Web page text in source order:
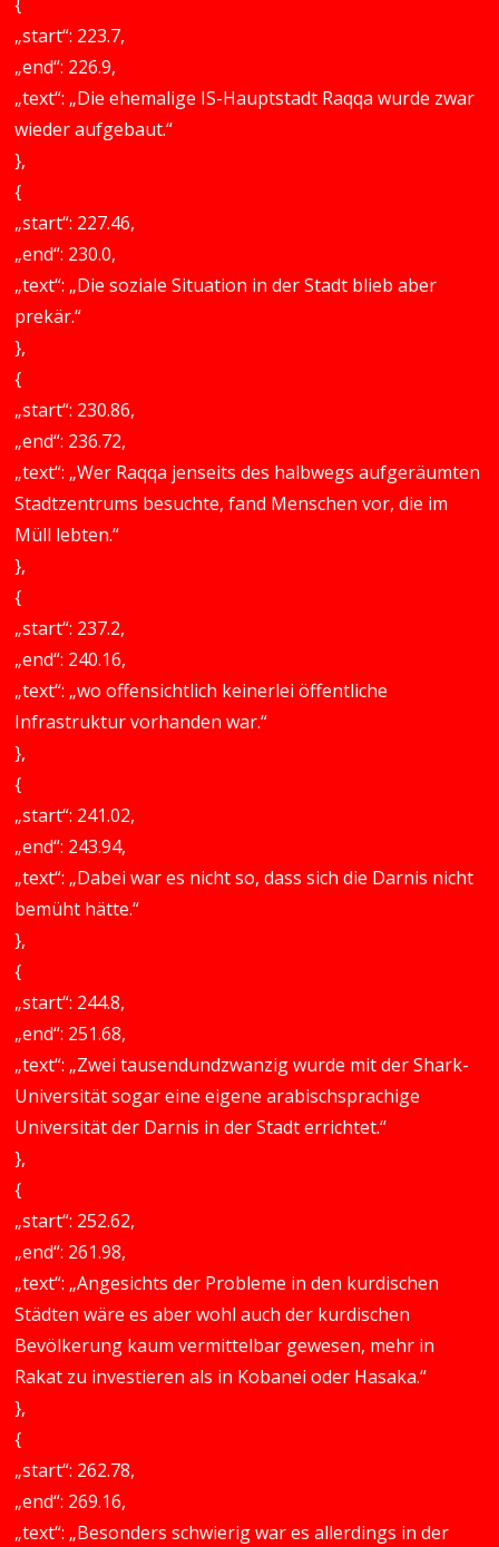
{
„start“: 223.7,
„end“: 226.9,
„text“: „Die ehemalige IS-Hauptstadt Raqqa wurde zwar
wieder aufgebaut.“
},
{
„start“: 227.46,
„end“: 230.0,
„text“: „Die soziale Situation in der Stadt blieb aber
prekär.“
},
{
„start“: 230.86,
„end“: 236.72,
„text“: „Wer Raqqa jenseits des halbwegs aufgeräumten
Stadtzentrums besuchte, fand Menschen vor, die im
Müll lebten.“
},
{
„start“: 237.2,
„end“: 240.16,
„text“: „wo offensichtlich keinerlei öffentliche
Infrastruktur vorhanden war.“
},
{
„start“: 241.02,
„end“: 243.94,
„text“: „Dabei war es nicht so, dass sich die Darnis nicht
bemüht hätte.“
},
{
„start“: 244.8,
„end“: 251.68,
„text“: „Zwei tausendundzwanzig wurde mit der Shark-
Universität sogar eine eigene arabischsprachige
Universität der Darnis in der Stadt errichtet.“
},
{
„start“: 252.62,
„end“: 261.98,
„text“: „Angesichts der Probleme in den kurdischen
Städten wäre es aber wohl auch der kurdischen
Bevölkerung kaum vermittelbar gewesen, mehr in
Rakat zu investieren als in Kobanei oder Hasaka.“
},
{
„start“: 262.78,
„end“: 269.16,
„text“: „Besonders schwierig war es allerdings in der